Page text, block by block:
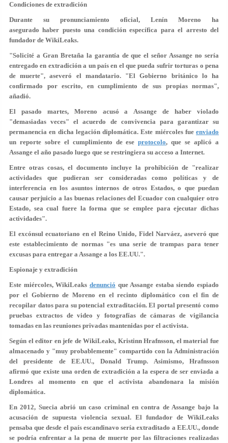
Condiciones de extradición
Durante su pronunciamiento oficial, Lenín Moreno ha
asegurado haber puesto una condición específica para el arresto del
fundador de WikiLeaks.
"Solicité a Gran Bretaña la garantía de que el señor Assangeno sería
entregado en extradición a un país en el que pueda sufrirtorturas o pena
de muerte", aseveró el mandatario. "El Gobierno británico lo ha
confirmado por escrito, en cumplimiento de sus propias normas",
añadió.
El pasado martes, Moreno acusó a Assange de haber violado
"demasiadas veces" el acuerdo de convivencia para garantizar su
permanencia en dicha legación diplomática. Este miércoles fue enviado
un reporte sobre el cumplimiento de eseprotocolo, que se aplicó a
Assange el año pasado luego que se restringiera su acceso a Internet.
Entre otras cosas, el documento incluye la prohibición de "realizar
actividades que pudieran ser consideradas como
políticas y de
interferencia en los asuntos internos de otros Estados, o que puedan
causar perjuicio a las buenas relaciones del Ecuador con cualquier otro
Estado, sea cual fuere la forma que se emplee para ejecutar dichas
actividades".
El excónsul ecuatoriano en el Reino Unido, Fidel Narváez, aseveró que
este establecimiento de normas "es una serie de trampas para tener
excusas para entregar a Assange a los EE.UU.".
Espionaje y extradición
Este miércoles, WikiLeaks denunció que Assange estaba siendo espiado
por el Gobierno de Moreno en el recinto diplomático con el fin de
recopilar datos para su potencial extraditación. El portal presentó como
pruebas extractos devideo y fotografíasde cámaras de vigilancia
tomadas en las reuniones privadas mantenidas por el activista.
Según el editor en jefe de WikiLeaks, Kristinn Hrafnsson, el material fue
almacenado y "muy probablemente" compartido con la Administración
del presidente de EE.UU., Donald Trump. Asimismo, Hrafnsson
afirmó que existe una orden de extradición a la espera de ser enviada a
Londres al momento en que el activista abandonara la misión
diplomática.
En 2012, Suecia abrió un caso criminal en contra de Assange bajo la
acusación de supuesta violencia sexual. El fundador de WikiLeaks
pensaba que desde el país escandinavo sería extraditado a EE.UU., donde
se podría enfrentar a lapena de muertepor las filtraciones realizadas